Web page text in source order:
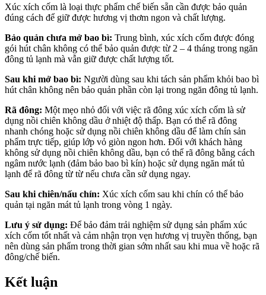
Xúc xích cốm là loại thực phẩm chế biến sẵn cần được bảo quản
đúng cách để giữ được hương vị thơm ngon và chất lượng.
Bảo quản chưa mở bao bì: Trung bình, xúc xích cốm được đóng
gói hút chân không có thể bảo quản được từ 2 – 4 tháng trong ngăn
đông tủ lạnh mà vẫn giữ được chất lượng tốt.
Sau khi mở bao bì: Người dùng sau khi tách sản phẩm khỏi bao bì
hút chân không nên bảo quản phần còn lại trong ngăn đông tủ lạnh.
Rã đông: Một mẹo nhỏ đối với việc rã đông xúc xích cốm là sử
dụng nồi chiên không dầu ở nhiệt độ thấp. Bạn có thể rã đông
nhanh chóng hoặc sử dụng nồi chiên không dầu để làm chín sản
phẩm trực tiếp, giúp lớp vỏ giòn ngon hơn. Đối với khách hàng
không sử dụng nồi chiên không dầu, bạn có thể rã đông bằng cách
ngâm nước lạnh (đảm bảo bao bì kín) hoặc sử dụng ngăn mát tủ
lạnh để rã đông từ từ nếu chưa cần sử dụng ngay.
Sau khi chiên/nấu chín: Xúc xích cốm sau khi chín có thể bảo
quản tại ngăn mát tủ lạnh trong vòng 1 ngày.
Lưu ý sử dụng: Để bảo đảm trải nghiệm sử dụng sản phẩm xúc
xích cốm tốt nhất và cảm nhận trọn vẹn hương vị truyền thống, bạn
nên dùng sản phẩm trong thời gian sớm nhất sau khi mua về hoặc rã
đông/chế biến.
Kết luận